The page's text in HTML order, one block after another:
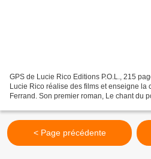
GPS de Lucie Rico Editions P.O.L., 215
Lucie Rico réalise des films et enseigne la
Ferrand. Son premier roman, Le chant du
< Page précédente